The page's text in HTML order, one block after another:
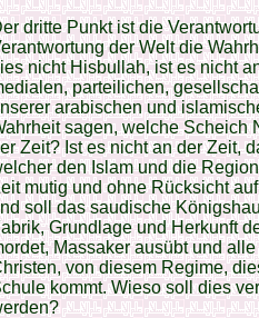
dritte Punkt ist die
der Welt die
nicht Hisbullah, ist es nicht
parteilichen,
arabischen und
sagen, welche Scheich
Zeit? Ist es nicht an der Zeit,
den Islam und die
mutig und ohne Rücksicht
soll das saudische
Grundlage und Herkunft
Massaker ausübt und
von diesem Regime,
kommt. Wieso soll dies